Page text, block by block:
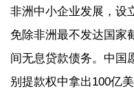
非洲中小企业发展，设
免除非洲最不发达国家
间无息贷款债务。中国
别提款权中拿出100亿